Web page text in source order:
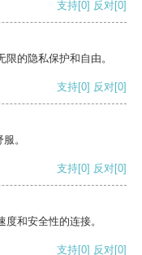
支持[0] 反对[0]
的隐私保护和自由。
支持[0] 反对[0]
。
支持[0] 反对[0]
和安全性的连接。
支持[0] 反对[0]